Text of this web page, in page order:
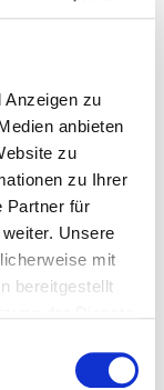
Anzeigen zu
anbieten
zu
zu Ihrer
Partner für
Unsere
mit
bereitgestellt